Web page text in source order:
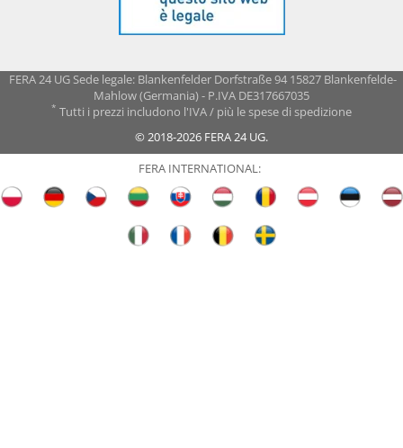
FERA 24 UG Sede legale: Blankenfelder Dorfstraße 94 15827 Blankenfelde-
Mahlow (Germania) - P.IVA DE317667035
* Tutti i prezzi includono l'IVA / più le spese di spedizione
© 2018-2026 FERA 24 UG.
FERA INTERNATIONAL: